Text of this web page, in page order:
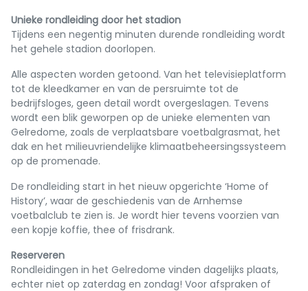
Unieke rondleiding door het stadion
Tijdens een negentig minuten durende rondleiding wordt
het gehele stadion doorlopen.
Alle aspecten worden getoond. Van het televisieplatform
tot de kleedkamer en van de persruimte tot de
bedrijfsloges, geen detail wordt overgeslagen. Tevens
wordt een blik geworpen op de unieke elementen van
Gelredome, zoals de verplaatsbare voetbalgrasmat, het
dak en het milieuvriendelijke klimaatbeheersingssysteem
op de promenade.
De rondleiding start in het nieuw opgerichte ‘Home of
History’, waar de geschiedenis van de Arnhemse
voetbalclub te zien is. Je wordt hier tevens voorzien van
een kopje koffie, thee of frisdrank.
Reserveren
Rondleidingen in het Gelredome vinden dagelijks plaats,
echter niet op zaterdag en zondag! Voor afspraken of